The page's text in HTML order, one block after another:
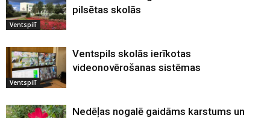
Ventspilī
pilsētas skolās
Ventspilī
Ventspils skolās ierīkotas
videonovērošanas sistēmas
Nedēļas nogalē gaidāms karstums un